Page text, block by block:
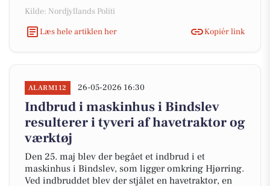
Kilde: Nordjyllands Politi
Læs hele artiklen her
Kopiér link
ALARM112 26-05-2026 16:30
Indbrud i maskinhus i Bindslev
resulterer i tyveri af havetraktor og
værktøj
Den 25. maj blev der begået et indbrud i et
maskinhus i Bindslev, som ligger omkring Hjørring.
Ved indbruddet blev der stjålet en havetraktor, en